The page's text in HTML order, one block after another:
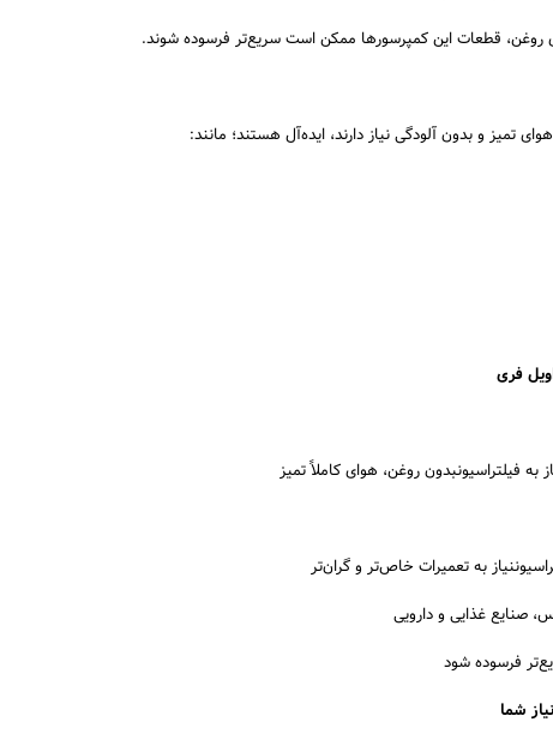
روغن، قطعات این کمپرسورها ممکن است سریع‌تر فرسوده شوند.
تمیز و بدون آلودگی نیاز دارند، ایده‌آل هستند؛ مانند:
فیلتراسیونبدون روغن، هوای کاملاً تمیز
به تعمیرات خاص‌تر و گران‌تر
صنایع غذایی و دارویی
فرسوده شود